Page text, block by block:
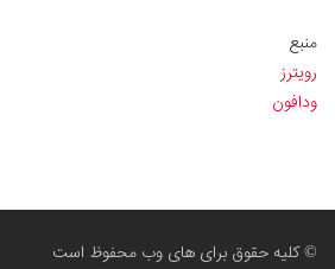
منبع
رویترز
ودافون
© کلیه حقوق برای های وب محفوظ است